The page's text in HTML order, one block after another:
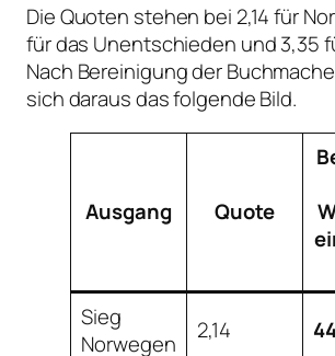
Die Quoten stehen bei 2,14 für
für das Unentschieden und 3,35
Nach Bereinigung der
sich daraus das folgende Bild.
Ausgang Quote
Sieg
Norwegen
2,14